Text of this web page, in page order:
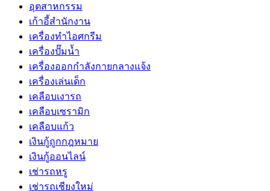
อุตสาหกรรม
เก้าอี้สำนักงาน
เครื่องทำไอศกรีม
เครื่องปั๊มน้ำ
เครื่องออกกำลังกายกลางแจ้ง
เครื่องเล่นเด็ก
เคลือบเงารถ
เคลือบเซรามิก
เคลือบแก้ว
เงินกู้ถูกกฎหมาย
เงินกู้ออนไลน์
เช่ารถหรู
เช่ารถเชียงใหม่